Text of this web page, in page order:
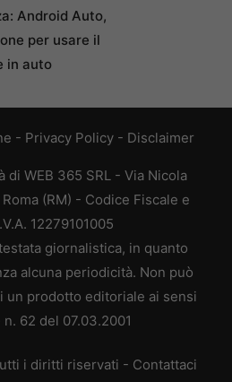
Android Auto,
per usare il
in auto
- Privacy Policy - Disclaimer
di WEB 365 SRL - Via Nicola
(RM) - Codice Fiscale e
12279101005
giornalistica, in quanto
alcuna periodicità. Non può
un prodotto editoriale ai sensi
62 del 07.03.2001
i diritti riservati - Contattaci